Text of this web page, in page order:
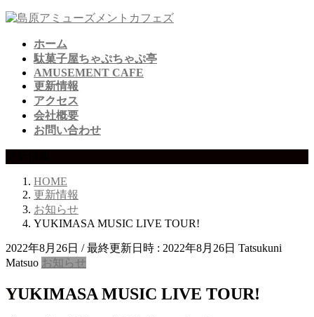
コ
プ
ナ
動
ホーム
駄菓子屋ちゃぷちゃぷ亭
AMUSEMENT CAFE
更新情報
アクセス
会社概要
お問い合わせ
HOME
更新情報
お知らせ
YUKIMASA MUSIC LIVE TOUR!
2022年8月26日 / 最終更新日時 : 2022年8月26日 Tatsukuni
Matsuo お知らせ
YUKIMASA MUSIC LIVE TOUR!